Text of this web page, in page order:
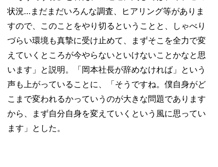
状況…まだまだいろんな調査、ヒアリング等がありま
すので、このことをやり切るということと、しゃべり
づらい環境も真摯に受け止めて、まずそこを全力で変
えていくところが今やらないといけないことかなと思
います」と説明。「岡本社長が辞めなければ」という
声も上がっていることに、「そうですね。僕自身がど
こまで変われるかっていうのが大きな問題であります
から、まず自分自身を変えていくという風に思ってい
ます」とした。